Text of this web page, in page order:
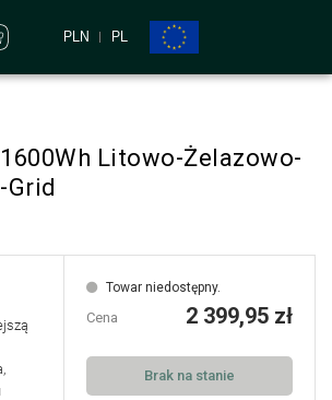
PLN PL
Litowo-Żelazowo-
Grid
,
Towar niedostępny.
Cena 2 399,95 zł
Brak na stanie